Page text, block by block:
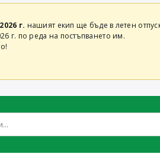
г. нашият екип ще бъде в летен
г. по реда на постъпването им.